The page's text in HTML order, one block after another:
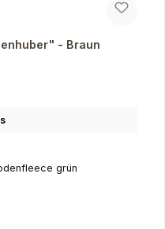
- Braun